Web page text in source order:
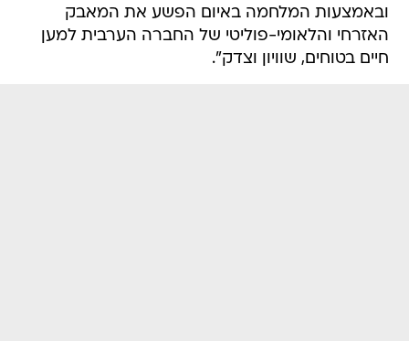
ובאמצעות המלחמה באיום הפשע את המאבק
האזרחי והלאומי-פוליטי של החברה הערבית למען
חיים בטוחים, שוויון וצדק".